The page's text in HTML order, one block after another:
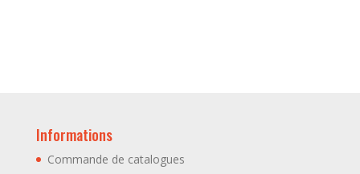
Informations
Commande de catalogues